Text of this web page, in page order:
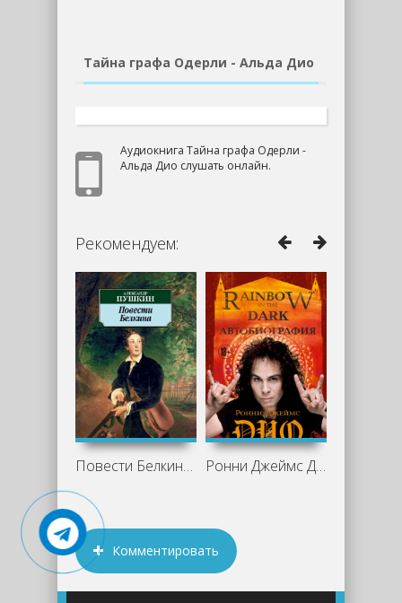
Тайна графа Одерли - Альда Дио
Аудиокнига Тайна графа Одерли -
Альда Дио слушать онлайн.
Рекомендуем:
Повести Белкина - Александр Пушкин Ронни Джеймс Дио. Автобиография.
Комментировать